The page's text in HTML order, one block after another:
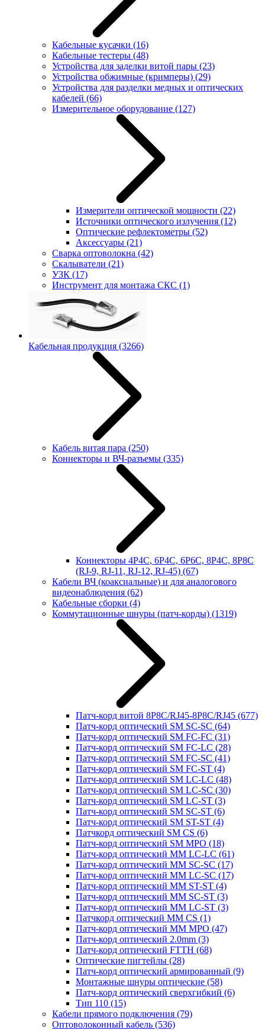
Кабельные кусачки (16)
Кабельные тестеры (48)
Устройства для заделки витой пары (23)
Устройства обжимные (кримперы) (29)
Устройства для разделки медных и оптических
кабелей (66)
Измерительное оборудование (127)
Измерители оптической мощности (22)
Источники оптического излучения (12)
Оптические рефлектометры (52)
Аксессуары (21)
Сварка оптоволокна (42)
Скалыватели (21)
УЗК (17)
Инструмент для монтажа СКС (1)
Кабельная продукция (3266)
Кабель витая пара (250)
Коннекторы и ВЧ-разъемы (335)
Коннекторы 4P4C, 6P4C, 6P6C, 8P4C, 8P8C
(RJ-9, RJ-11, RJ-12, RJ-45) (67)
Кабели ВЧ (коаксиальные) и для аналогового
видеонаблюдения (62)
Кабельные сборки (4)
Коммутационные шнуры (патч-корды) (1319)
Патч-корд витой 8P8C/RJ45-8P8C/RJ45 (677)
Патч-корд оптический SM SC-SC (64)
Патч-корд оптический SM FC-FC (31)
Патч-корд оптический SM FC-LC (28)
Патч-корд оптический SM FC-SC (41)
Патч-корд оптический SM FC-ST (4)
Патч-корд оптический SM LC-LC (48)
Патч-корд оптический SM LC-SC (30)
Патч-корд оптический SM LC-ST (3)
Патч-корд оптический SM SC-ST (6)
Патч-корд оптический SM ST-ST (4)
Патчкорд оптический SM CS (6)
Патч-корд оптический SM MPO (18)
Патч-корд оптический MM LC-LC (61)
Патч-корд оптический MM SC-SC (17)
Патч-корд оптический MM LC-SC (17)
Патч-корд оптический MM ST-ST (4)
Патч-корд оптический MM SC-ST (3)
Патч-корд оптический MM LC-ST (3)
Патчкорд оптический MM CS (1)
Патч-корд оптический MM MPO (47)
Патч-корд оптический 2.0mm (3)
Патч-корд оптический FTTH (68)
Оптические пигтейлы (28)
Патч-корд оптический армированный (9)
Монтажные шнуры оптические (58)
Патч-корд оптический сверхгибкий (6)
Тип 110 (15)
Кабели прямого подключения (79)
Оптоволоконный кабель (536)